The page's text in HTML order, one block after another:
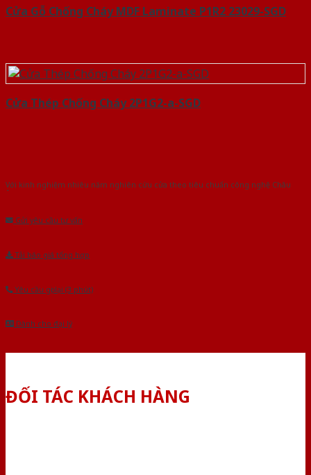
Cửa Gỗ Chống Cháy MDF Laminate P1R2 23029-SGD
Cửa Thép Chống Cháy 2P1G2-a-SGD
Với kinh nghiệm nhiêu năm nghiên cứu cửa theo tiêu chuẩn công nghệ Châu
Gửi yêu cầu tư vấn
Tải báo giá tổng hợp
Yêu cầu gọi lại (3 phút)
Dành cho đại lý
ĐỐI TÁC KHÁCH HÀNG